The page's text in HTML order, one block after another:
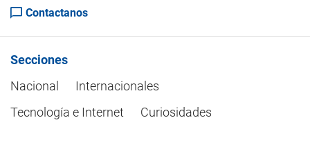
Contactanos
Secciones
Nacional
Internacionales
Tecnología e Internet
Curiosidades